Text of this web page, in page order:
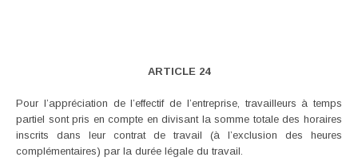
ARTICLE 24
Pour l’appréciation de l’effectif de l’entreprise, travailleurs à temps
partiel sont pris en compte en divisant la somme totale des horaires
inscrits dans leur contrat de travail (à l’exclusion des heures
complémentaires) par la durée légale du travail.